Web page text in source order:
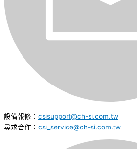
設備報修： csisupport@ch-si.com.tw
尋求合作： csi_service@ch-si.com.tw